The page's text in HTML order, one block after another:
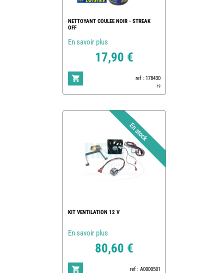
NETTOYANT COULEE NOIR - STREAK
OFF
En savoir plus
17,90 €
ref : 178430
19
KIT VENTILATION 12 V
En savoir plus
80,60 €
ref : A0000501